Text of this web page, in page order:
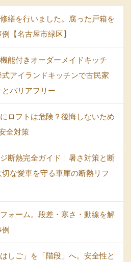
繕を行いました。腐った戸箱を
【名古屋市緑区】
能付きオーダーメイドキッチ
アイランドキッチンで古民家
バリアフリー
ロフトは危険？後悔しないため
全対策
断熱完全ガイド｜暑さ対策と断
な愛車を守る車庫の断熱リフ
ォーム。段差・寒さ・動線を解
例
しご」を「階段」へ。安全性と